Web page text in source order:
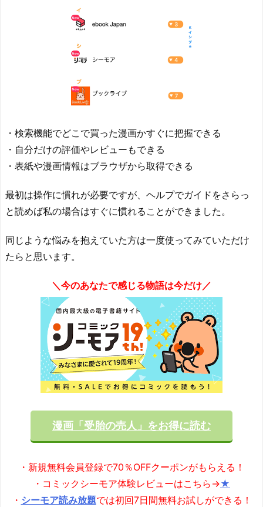
・検索機能でどこで買った漫画かすぐに把握できる
・自分だけの評価やレビューもできる
・表紙や漫画情報はブラウザから取得できる
最初は操作に慣れが必要ですが、ヘルプでガイドをさらっ
と読めば私の場合はすぐに慣れることができました。
同じような悩みを抱えていた方は一度使ってみていただけ
たらと思います。
＼今のあなたで感じる物語は今だけ／
漫画「受胎の売人」をお得に読む
・新規無料会員登録で70％OFFクーポンがもらえる！
・コミックシーモア体験レビューはこちら→★
・ シーモア読み放題では初回7日間無料お試しができる！